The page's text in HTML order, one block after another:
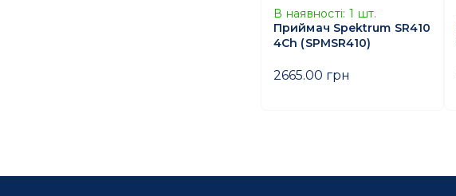
В наявності: 1 шт.
Приймач Spektrum SR410
4Ch (SPMSR410)
2665.00 грн